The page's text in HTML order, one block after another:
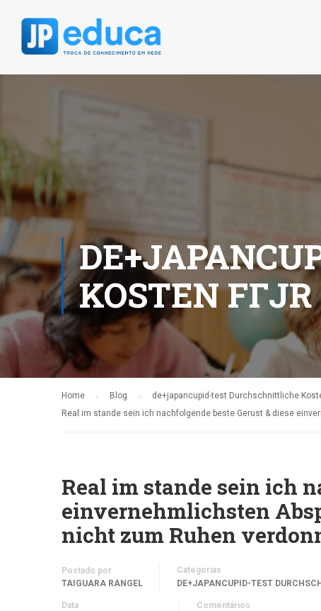
KOSTEN
Home Blog
de+japancupid-test Durchschnittliche
Real im stande sein ich nachfolgende beste Gerust & diese
Real im stande sein ich
einvernehmlichsten
nicht zum Ruhen
Postado por
TAIGUARA RANGEL
Categorias
DE+JAPANCUPID-TEST
Data
Comentários